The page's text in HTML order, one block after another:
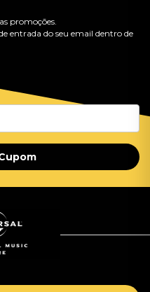
promoções.
entrada do seu email dentro de